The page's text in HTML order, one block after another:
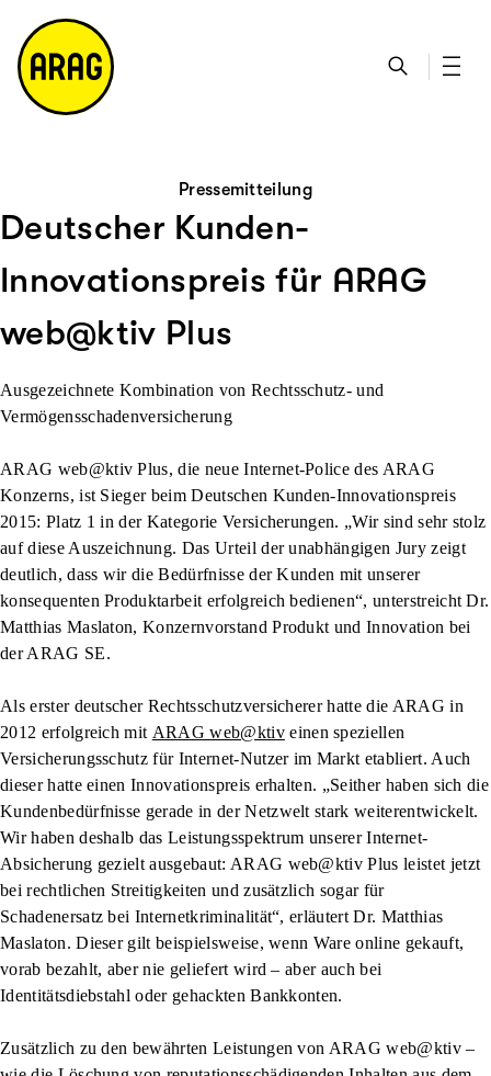
h
e
ta
k
ts
ei
te
e
m
a
p
Pressemitteilung
Deutscher Kunden-
Innovationspreis für ARAG
web@ktiv Plus
Ausgezeichnete Kombination von Rechtsschutz- und
Vermögensschadenversicherung
ARAG web@ktiv Plus, die neue Internet-Police des ARAG
Konzerns, ist Sieger beim Deutschen Kunden-Innovationspreis
2015: Platz 1 in der Kategorie Versicherungen. „Wir sind sehr stolz
auf diese Auszeichnung. Das Urteil der unabhängigen Jury zeigt
deutlich, dass wir die Bedürfnisse der Kunden mit unserer
konsequenten Produktarbeit erfolgreich bedienen“, unterstreicht Dr.
Matthias Maslaton, Konzernvorstand Produkt und Innovation bei
der ARAG SE.
Als erster deutscher Rechtsschutzversicherer hatte die ARAG in
2012 erfolgreich mit ARAG web@ktiveinen speziellen
Versicherungsschutz für Internet-Nutzer im Markt etabliert. Auch
dieser hatte einen Innovationspreis erhalten. „Seither haben sich die
Kundenbedürfnisse gerade in der Netzwelt stark weiterentwickelt.
Wir haben deshalb das Leistungsspektrum unserer Internet-
Absicherung gezielt ausgebaut: ARAG web@ktiv Plus leistet jetzt
bei rechtlichen Streitigkeiten und zusätzlich sogar für
Schadenersatz bei Internetkriminalität“, erläutert Dr. Matthias
Maslaton. Dieser gilt beispielsweise, wenn Ware online gekauft,
vorab bezahlt, aber nie geliefert wird – aber auch bei
Identitätsdiebstahl oder gehackten Bankkonten.
Zusätzlich zu den bewährten Leistungen von ARAG web@ktiv –